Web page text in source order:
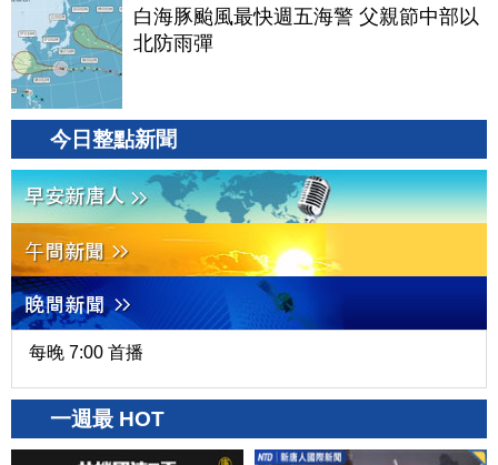
白海豚颱風最快週五海警 父親節中部以
北防雨彈
今日整點新聞
每晚 7:00 首播
一週最 HOT